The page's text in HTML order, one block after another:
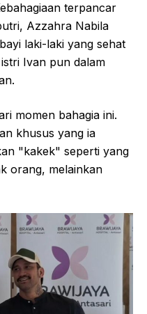
terpancar
Azzahra Nabila
laki-laki yang sehat
Ivan pun dalam
momen bahagia ini.
khusus yang ia
"kakek" seperti yang
orang, melainkan